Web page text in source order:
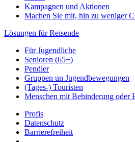
Kampagnen und Aktionen
Machen Sie mit, hin zu weniger
Lösungen für Reisende
Für Jugendliche
Senioren (65+)
Pendler
Gruppen un Jugendbewegungen
(Tages-) Touristen
Menschen mit Behinderung oder
Profis
Datenschutz
Barrierefreiheit